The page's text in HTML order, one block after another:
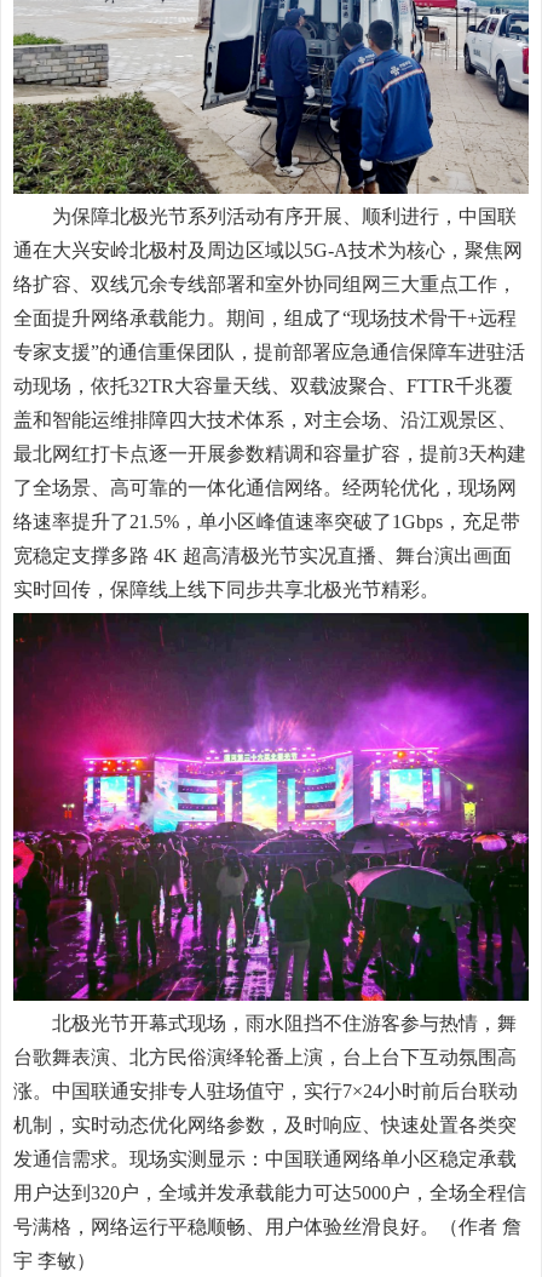
为保障北极光节系列活动有序开展、顺利进行，中国联
通在大兴安岭北极村及周边区域以5G-A技术为核心，聚焦网
络扩容、双线冗余专线部署和室外协同组网三大重点工作，
全面提升网络承载能力。期间，组成了“现场技术骨干+远程
专家支援”的通信重保团队，提前部署应急通信保障车进驻活
动现场，依托32TR大容量天线、双载波聚合、FTTR千兆覆
盖和智能运维排障四大技术体系，对主会场、沿江观景区、
最北网红打卡点逐一开展参数精调和容量扩容，提前3天构建
了全场景、高可靠的一体化通信网络。经两轮优化，现场网
络速率提升了21.5%，单小区峰值速率突破了1Gbps，充足带
宽稳定支撑多路 4K 超高清极光节实况直播、舞台演出画面
实时回传，保障线上线下同步共享北极光节精彩。
北极光节开幕式现场，雨水阻挡不住游客参与热情，舞
台歌舞表演、北方民俗演绎轮番上演，台上台下互动氛围高
涨。中国联通安排专人驻场值守，实行7×24小时前后台联动
机制，实时动态优化网络参数，及时响应、快速处置各类突
发通信需求。现场实测显示：中国联通网络单小区稳定承载
用户达到320户，全域并发承载能力可达5000户，全场全程信
号满格，网络运行平稳顺畅、用户体验丝滑良好。（作者 詹
宇 李敏）